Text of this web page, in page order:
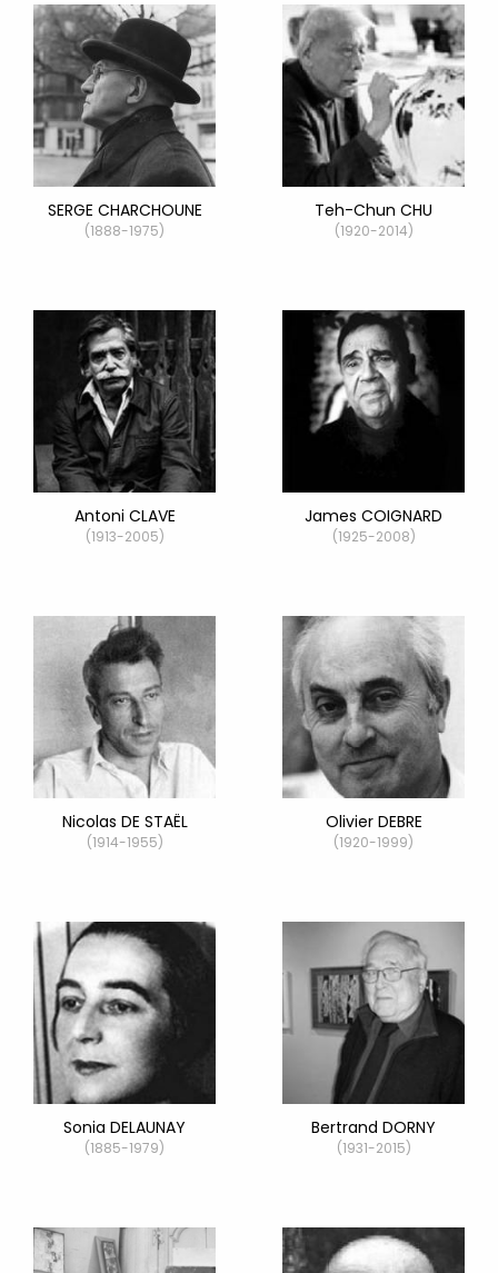
SERGE CHARCHOUNE
(1888-1975)
Teh-Chun CHU
(1920-2014)
Antoni CLAVE
(1913-2005)
James COIGNARD
(1925-2008)
Nicolas DE STAËL
(1914-1955)
Olivier DEBRE
(1920-1999)
Sonia DELAUNAY
(1885-1979)
Bertrand DORNY
(1931-2015)